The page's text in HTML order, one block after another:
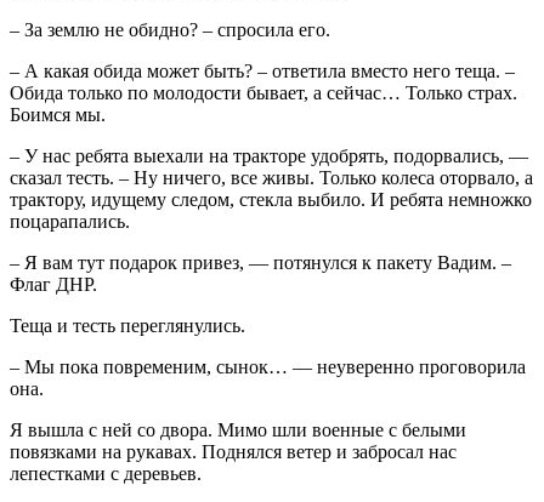
– За землю не обидно? – спросила его.
– А какая обида может быть? – ответила вместо него теща. –
Обида только по молодости бывает, а сейчас… Только страх.
Боимся мы.
– У нас ребята выехали на тракторе удобрять, подорвались, —
сказал тесть. – Ну ничего, все живы. Только колеса оторвало, а
трактору, идущему следом, стекла выбило. И ребята немножко
поцарапались.
– Я вам тут подарок привез, — потянулся к пакету Вадим. –
Флаг ДНР.
Теща и тесть переглянулись.
– Мы пока повременим, сынок… — неуверенно проговорила
она.
Я вышла с ней со двора. Мимо шли военные с белыми
повязками на рукавах. Поднялся ветер и забросал нас
лепестками с деревьев.